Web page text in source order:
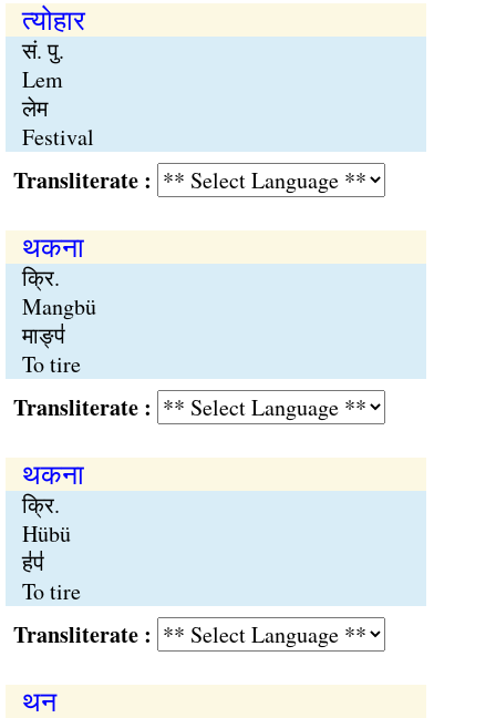
त्योहार
सं. पु.
Lem
लेम
Festival
:
थकना
क्रि.
Mangbü
माङ्प॑
To tire
:
थकना
क्रि.
Hübü
ह॑प॑
To tire
:
थन